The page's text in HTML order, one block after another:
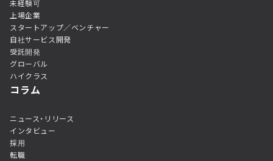
未経験可
上場企業
スタートアップ／ベンチャー
自社サービス開発
受託開発
グローバル
ハイクラス
コラム
ニュース・リリース
インタビュー
採用
転職